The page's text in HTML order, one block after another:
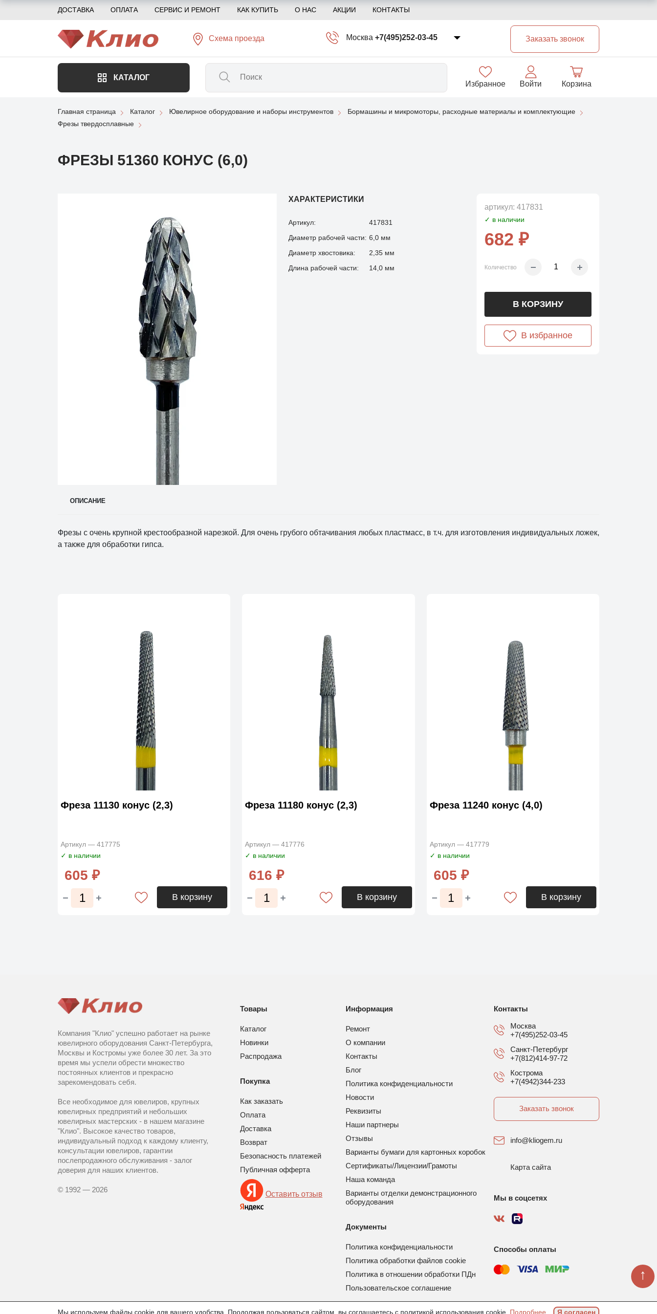
ДОСТАВКА ОПЛАТА СЕРВИС И РЕМОНТ КАК КУПИТЬ О НАС АКЦИИ КОНТАКТЫ
Схема проезда Москва +7(495)252-03-45
Заказать звонок
КАТАЛОГ
Избранное Войти Корзина
Главная страница Каталог Ювелирное оборудование и наборы инструментов
Бормашины и микромоторы, расходные материалы и комплектующие
Фрезы твердосплавные
ФРЕЗЫ 51360 КОНУС (6,0)
ХАРАКТЕРИСТИКИ
Артикул:
417831
Диаметр рабочей части: 6,0 мм
Диаметр хвостовика:
2,35 мм
Длина рабочей части:
14,0 мм
артикул: 417831
✓ в наличии
682 ₽
Количество
В КОРЗИНУ
В избранное
ОПИСАНИЕ
Фрезы с очень крупной крестообразной нарезкой. Для очень грубого обтачивания любых пластмасс, в т.ч. для изготовления индивидуальных ложек,
а также для обработки гипса.
Фреза 11130 конус (2,3)
Артикул — 417775
✓ в наличии
605 ₽
В корзину
Фреза 11180 конус (2,3)
Артикул — 417776
✓ в наличии
616 ₽
В корзину
Фреза 11240 конус (4,0)
Артикул — 417779
✓ в наличии
605 ₽
В корзину
Компания "Клио" успешно работает на рынке
ювелирного оборудования Санкт-Петербурга,
Москвы и Костромы уже более 30 лет. За это
время мы успели обрести множество
постоянных клиентов и прекрасно
зарекомендовать себя.
Все необходимое для ювелиров, крупных
ювелирных предприятий и небольших
ювелирных мастерских - в нашем магазине
"Клио". Высокое качество товаров,
индивидуальный подход к каждому клиенту,
консультации ювелиров, гарантии
послепродажного обслуживания - залог
доверия для наших клиентов.
© 1992 — 2026
Товары
Каталог
Новинки
Распродажа
Покупка
Как заказать
Оплата
Доставка
Возврат
Безопасность платежей
Публичная офферта
Оставить отзыв
Информация
Ремонт
О компании
Контакты
Блог
Политика конфиденциальности
Новости
Реквизиты
Наши партнеры
Отзывы
Варианты бумаги для картонных коробок
Сертификаты/Лицензии/Грамоты
Наша команда
Варианты отделки демонстрационного
оборудования
Документы
Политика конфиденциальности
Политика обработки файлов cookie
Политика в отношении обработки ПДн
Пользовательское соглашение
Контакты
Москва
+7(495)252-03-45
Санкт-Петербург
+7(812)414-97-72
Кострома
+7(4942)344-233
Заказать звонок
info@kliogem.ru
Карта сайта
Мы в соцсетях
Способы оплаты
Мы используем файлы cookie для вашего удобства. Продолжая пользоваться сайтом, вы соглашаетесь с политикой использования cookie. Подробнее Я согласен
↑